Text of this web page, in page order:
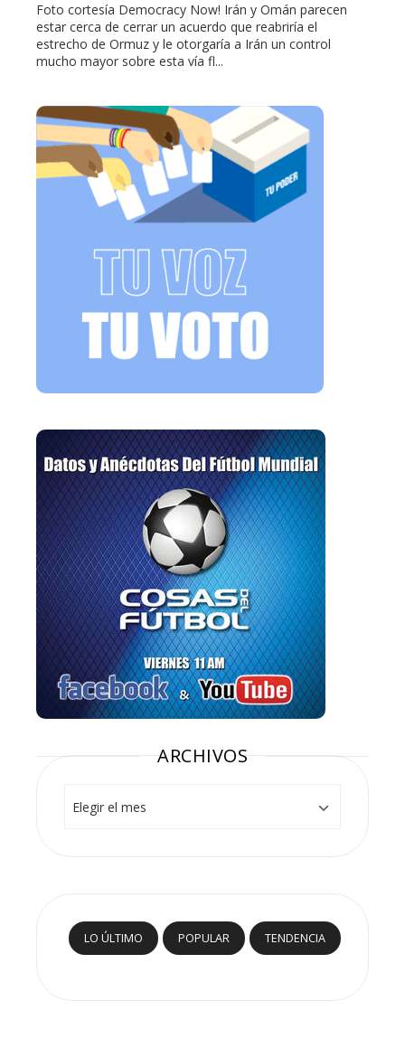
Foto cortesía Democracy Now! Irán y Omán parecen
estar cerca de cerrar un acuerdo que reabriría el
estrecho de Ormuz y le otorgaría a Irán un control
mucho mayor sobre esta vía fl...
ARCHIVOS
LO ÚLTIMO POPULAR TENDENCIA